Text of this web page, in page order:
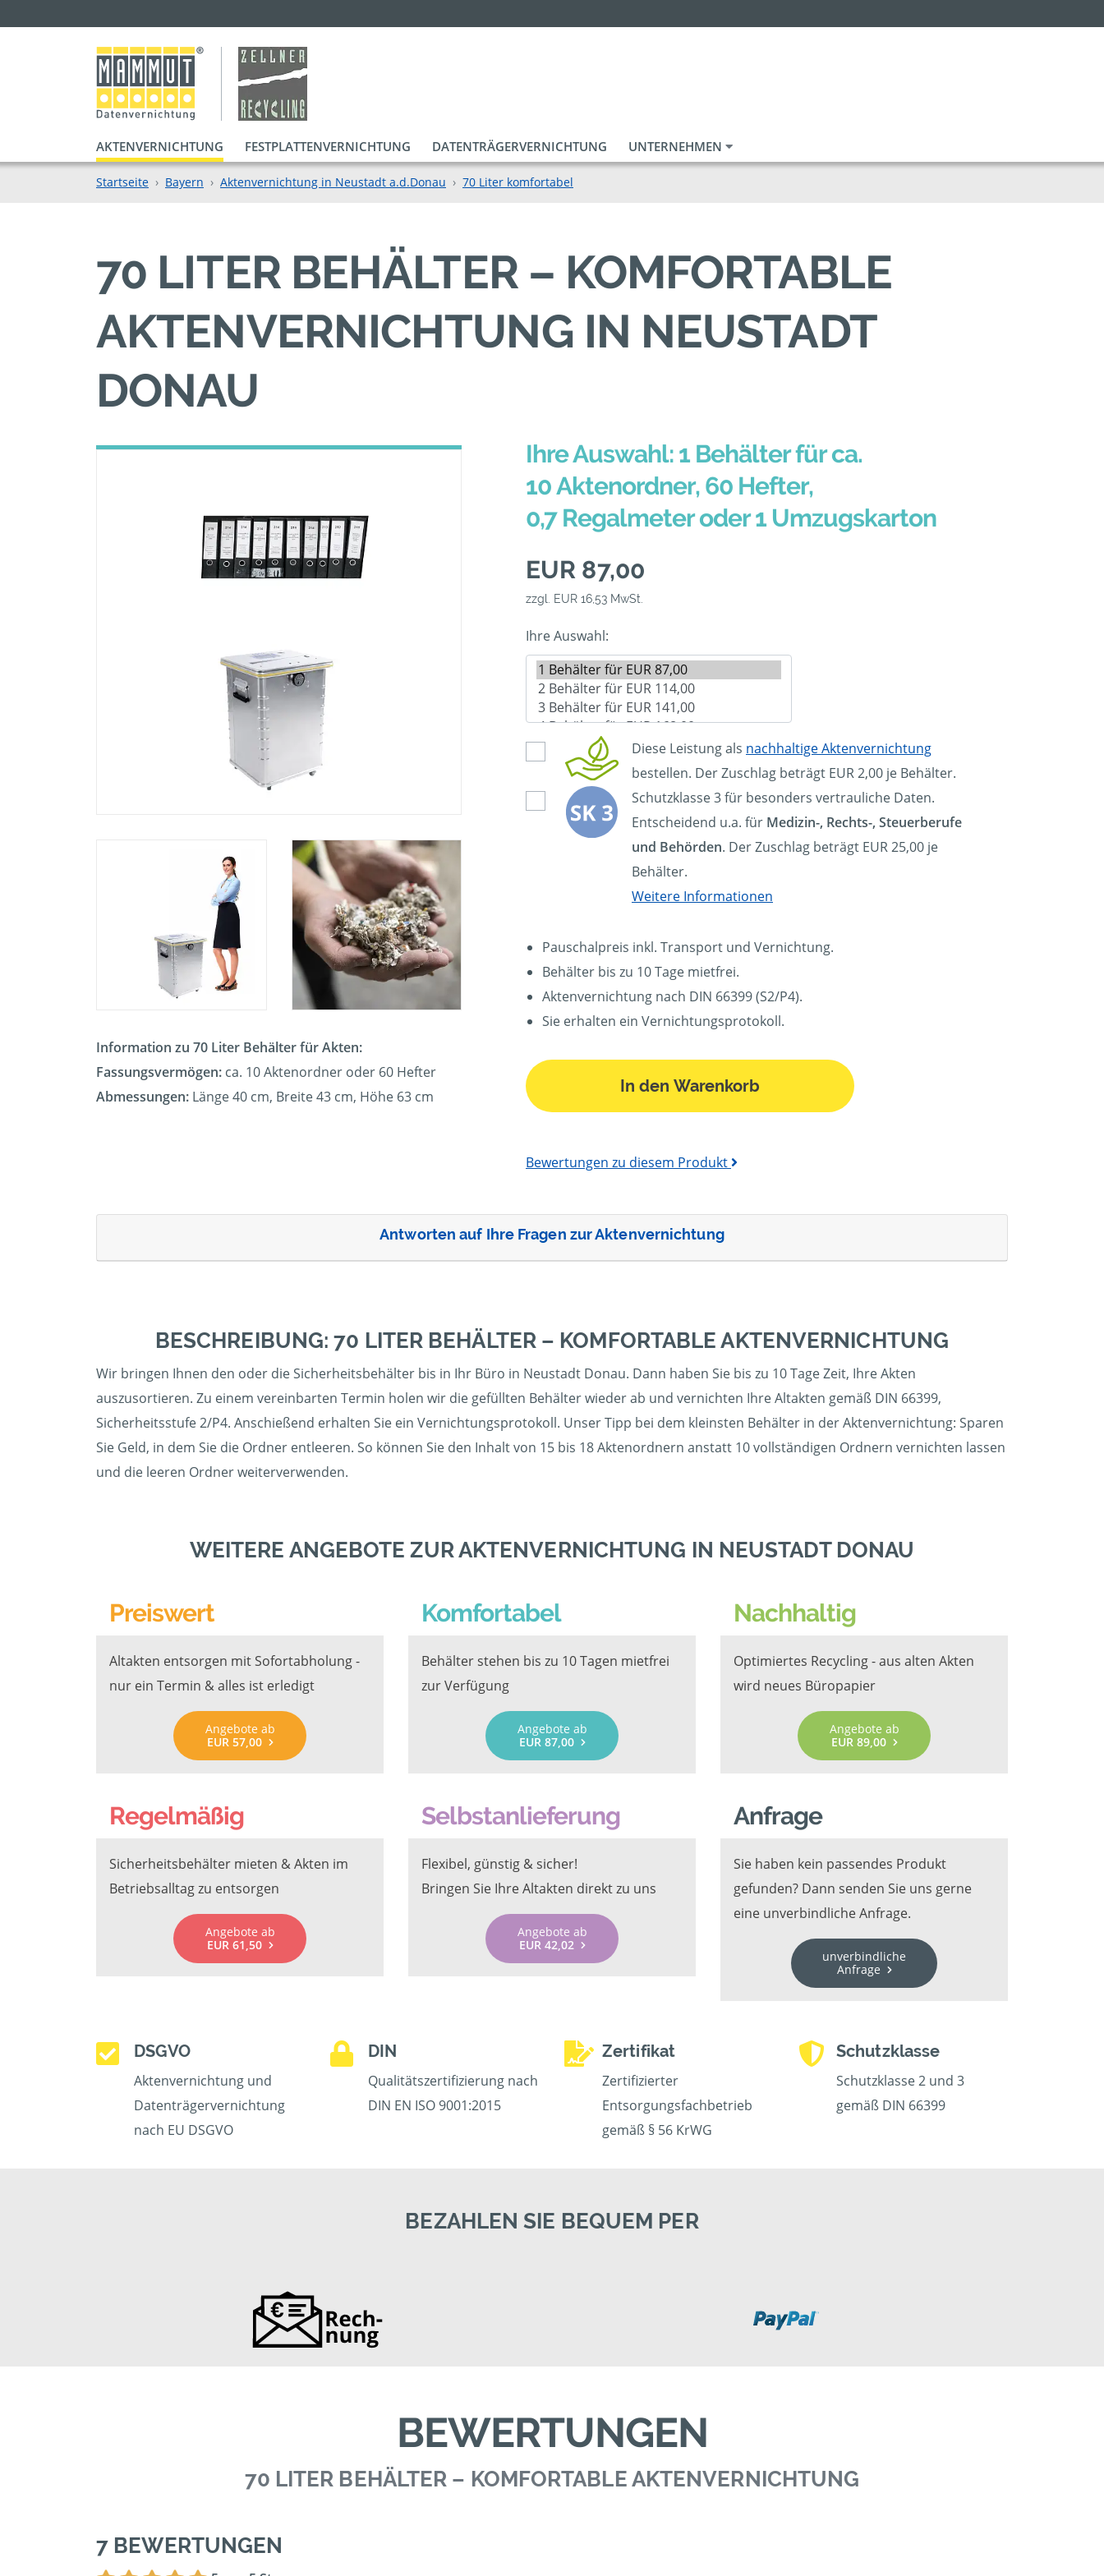
AKTENVERNICHTUNG FESTPLATTENVERNICHTUNG DATENTRÄGERVERNICHTUNG UNTERNEHMEN
Startseite Bayern Aktenvernichtung in Neustadt a.d.Donau 70 Liter komfortabel
70 LITER BEHÄLTER – KOMFORTABLE
AKTENVERNICHTUNG IN NEUSTADT
DONAU
Information zu 70 Liter Behälter für Akten:
Fassungsvermögen: ca. 10 Aktenordner oder 60 Hefter
Abmessungen: Länge 40 cm, Breite 43 cm, Höhe 63 cm
Ihre Auswahl: 1 Behälter für ca.
10 Aktenordner, 60 Hefter,
0,7 Regalmeter oder 1 Umzugskarton
EUR 87,00
zzgl. EUR 16,53 MwSt.
Ihre Auswahl:
Diese Leistung als nachhaltige Aktenvernichtung
bestellen. Der Zuschlag beträgt EUR 2,00 je Behälter.
Schutzklasse 3 für besonders vertrauliche Daten.
Entscheidend u.a. für Medizin-, Rechts-, Steuerberufe
und Behörden. Der Zuschlag beträgt EUR 25,00 je
Behälter.
Weitere Informationen
Pauschalpreis inkl. Transport und Vernichtung.
Behälter bis zu 10 Tage mietfrei.
Aktenvernichtung nach DIN 66399 (S2/P4).
Sie erhalten ein Vernichtungsprotokoll.
In den Warenkorb
Bewertungen zu diesem Produkt
Antworten auf Ihre Fragen zur Aktenvernichtung
BESCHREIBUNG: 70 LITER BEHÄLTER – KOMFORTABLE AKTENVERNICHTUNG
Wir bringen Ihnen den oder die Sicherheitsbehälter bis in Ihr Büro in Neustadt Donau. Dann haben Sie bis zu 10 Tage Zeit, Ihre Akten
auszusortieren. Zu einem vereinbarten Termin holen wir die gefüllten Behälter wieder ab und vernichten Ihre Altakten gemäß DIN 66399,
Sicherheitsstufe 2/P4. Anschießend erhalten Sie ein Vernichtungsprotokoll. Unser Tipp bei dem kleinsten Behälter in der Aktenvernichtung: Sparen
Sie Geld, in dem Sie die Ordner entleeren. So können Sie den Inhalt von 15 bis 18 Aktenordnern anstatt 10 vollständigen Ordnern vernichten lassen
und die leeren Ordner weiterverwenden.
WEITERE ANGEBOTE ZUR AKTENVERNICHTUNG IN NEUSTADT DONAU
Preiswert
Altakten entsorgen mit Sofortabholung -
nur ein Termin & alles ist erledigt
Angebote ab
EUR 57,00
Komfortabel
Behälter stehen bis zu 10 Tagen mietfrei
zur Verfügung
Angebote ab
EUR 87,00
Nachhaltig
Optimiertes Recycling - aus alten Akten
wird neues Büropapier
Angebote ab
EUR 89,00
Regelmäßig
Sicherheitsbehälter mieten & Akten im
Betriebsalltag zu entsorgen
Angebote ab
EUR 61,50
Selbstanlieferung
Flexibel, günstig & sicher!
Bringen Sie Ihre Altakten direkt zu uns
Angebote ab
EUR 42,02
Anfrage
Sie haben kein passendes Produkt
gefunden? Dann senden Sie uns gerne
eine unverbindliche Anfrage.
unverbindliche
Anfrage
DSGVO
Aktenvernichtung und
Datenträgervernichtung
nach EU DSGVO
DIN
Qualitätszertifizierung nach
DIN EN ISO 9001:2015
Zertifikat
Zertifizierter
Entsorgungsfachbetrieb
gemäß § 56 KrWG
Schutzklasse
Schutzklasse 2 und 3
gemäß DIN 66399
BEZAHLEN SIE BEQUEM PER
BEWERTUNGEN
70 LITER BEHÄLTER – KOMFORTABLE AKTENVERNICHTUNG
7 BEWERTUNGEN